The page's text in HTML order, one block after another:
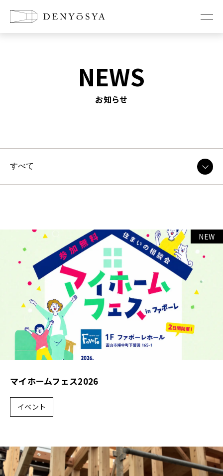
新築に懸ける想い
店舗改装の想い
各種補助金・助成金について
施工事例
新築
リノベーション
店舗
不動産物件
cotton1/2
会社概要
NEWS
お知らせ
NEW
マイホームフェス2026
イベント